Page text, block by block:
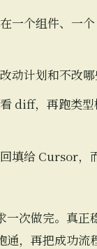
一个组件、一
动计划和不改
diff，再跑类
填给 Cursor，
一次做完。真正
通，再把成功流